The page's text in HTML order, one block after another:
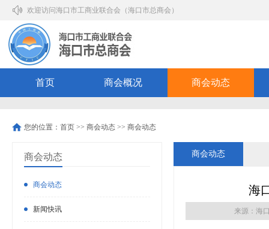
欢迎访问海口市工商业联合会（海口市总商会）
首页 商会概况 商会动态
您的位置： 首页 >> 商会动态 >> 商会动态
商会动态
商会动态
新闻快讯
商会动态
海
来源：海